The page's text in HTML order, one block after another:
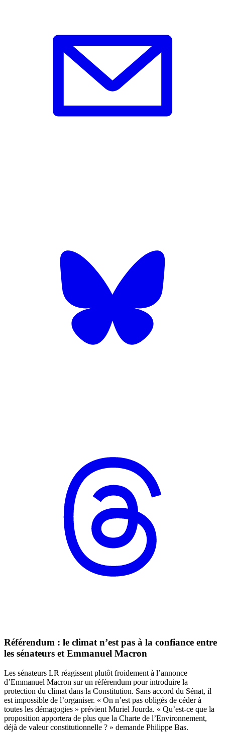
Référendum : le climat n’est pas à la confiance entre
les sénateurs et Emmanuel Macron
Les sénateurs LR réagissent plutôt froidement à l’annonce
d’Emmanuel Macron sur un référendum pour introduire la
protection du climat dans la Constitution. Sans accord du Sénat, il
est impossible de l’organiser. « On n’est pas obligés de céder à
toutes les démagogies » prévient Muriel Jourda. « Qu’est-ce que la
proposition apportera de plus que la Charte de l’Environnement,
déjà de valeur constitutionnelle ? » demande Philippe Bas.